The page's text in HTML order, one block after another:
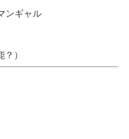
ンギャル
）